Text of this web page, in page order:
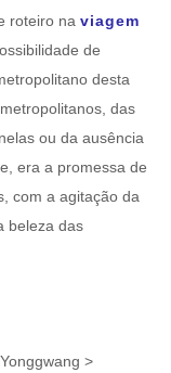
roteiro na viagem
de
desta
das
ou da ausência
era a promessa de
com a agitação da
beleza das
>